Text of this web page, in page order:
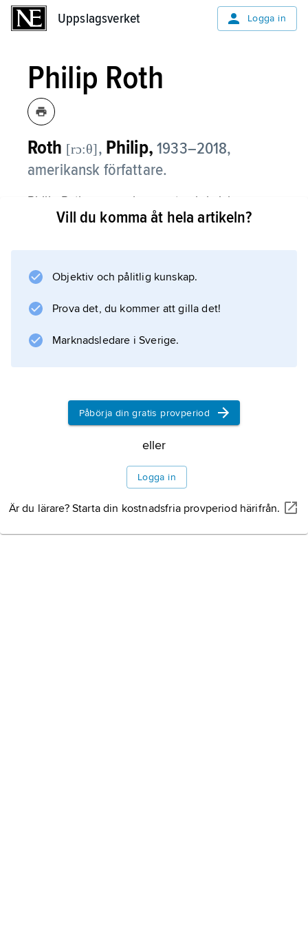
Uppslagsverket Logga in
Philip Roth
Roth [rɔ:θ], Philip, 1933–2018,
amerikansk författare.
Philip Roth var en skarpsynt och kvick
skildrare av judiskt medelklassliv, av familje-
genom romanen
(”Portnoys besvär”), om en samtida judisk
mans sexualproblem. I romanerna om Nathan
Zuckerman, till exempel
Vill du komma åt hela artikeln?
Objektiv och pålitlig kunskap.
Prova det, du kommer att gilla det!
Marknadsledare i Sverige.
Påbörja din gratis provperiod
eller
Logga in
Är du lärare? Starta din kostnadsfria provperiod härifrån.